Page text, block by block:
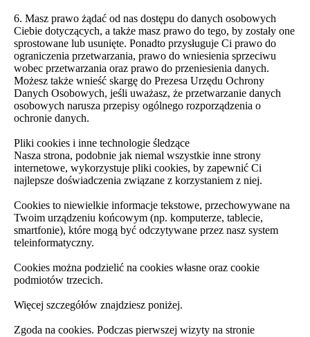
6. Masz prawo żądać od nas dostępu do danych osobowych
Ciebie dotyczących, a także masz prawo do tego, by zostały one
sprostowane lub usunięte. Ponadto przysługuje Ci prawo do
ograniczenia przetwarzania, prawo do wniesienia sprzeciwu
wobec przetwarzania oraz prawo do przeniesienia danych.
Możesz także wnieść skargę do Prezesa Urzędu Ochrony
Danych Osobowych, jeśli uważasz, że przetwarzanie danych
osobowych narusza przepisy ogólnego rozporządzenia o
ochronie danych.
Pliki cookies i inne technologie śledzące
Nasza strona, podobnie jak niemal wszystkie inne strony
internetowe, wykorzystuje pliki cookies, by zapewnić Ci
najlepsze doświadczenia związane z korzystaniem z niej.
Cookies to niewielkie informacje tekstowe, przechowywane na
Twoim urządzeniu końcowym (np. komputerze, tablecie,
smartfonie), które mogą być odczytywane przez nasz system
teleinformatyczny.
Cookies można podzielić na cookies własne oraz cookie
podmiotów trzecich.
Więcej szczegółów znajdziesz poniżej.
Zgoda na cookies. Podczas pierwszej wizyty na stronie